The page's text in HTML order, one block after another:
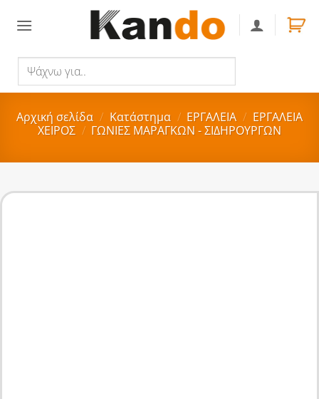
για..
Αρχική σελίδα / Κατάστημα / ΕΡΓΑΛΕΙΑ / ΕΡΓΑΛΕΙΑ
ΧΕΙΡΟΣ / ΓΩΝΙΕΣ ΜΑΡΑΓΚΩΝ - ΣΙΔΗΡΟΥΡΓΩΝ